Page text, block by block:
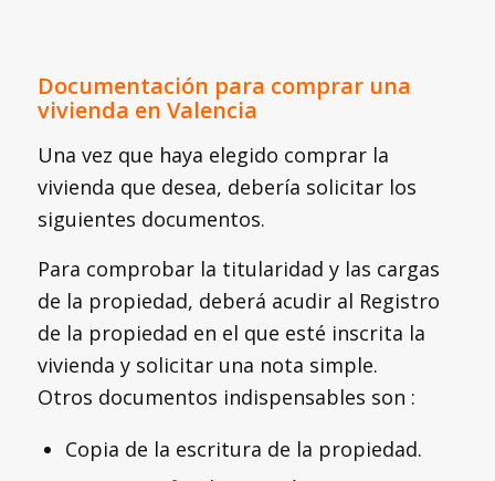
Documentación para comprar una
vivienda en Valencia
Una vez que haya elegido comprar la
vivienda que desea, debería solicitar los
siguientes documentos.
Para comprobar la titularidad y las cargas
de la propiedad, deberá acudir al Registro
de la propiedad en el que esté inscrita la
vivienda y solicitar una nota simple.
Otros documentos indispensables son :
Copia de la escritura de la propiedad.